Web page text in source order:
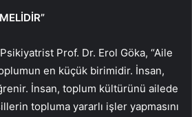
Prof. Dr. Erol Göka, “Aile
en küçük birimidir. İnsan,
İnsan, toplum kültürünü ailede
topluma yararlı işler yapmasını